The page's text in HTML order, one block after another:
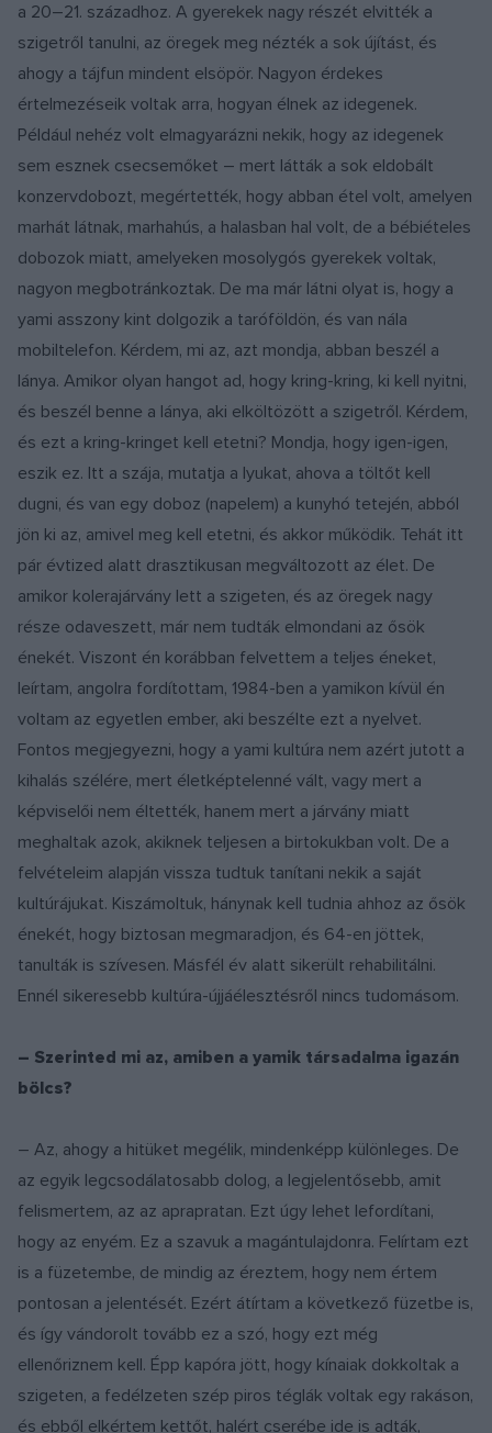
a 20–21. századhoz. A gyerekek nagy részét elvitték a
szigetről tanulni, az öregek meg nézték a sok újítást, és
ahogy a tájfun mindent elsöpör. Nagyon érdekes
értelmezéseik voltak arra, hogyan élnek az idegenek.
Például nehéz volt elmagyarázni nekik, hogy az idegenek
sem esznek csecsemőket – mert látták a sok eldobált
konzervdobozt, megértették, hogy abban étel volt, amelyen
marhát látnak, marhahús, a halasban hal volt, de a bébiételes
dobozok miatt, amelyeken mosolygós gyerekek voltak,
nagyon megbotránkoztak. De ma már látni olyat is, hogy a
yami asszony kint dolgozik a taróföldön, és van nála
mobiltelefon. Kérdem, mi az, azt mondja, abban beszél a
lánya. Amikor olyan hangot ad, hogy kring-kring, ki kell nyitni,
és beszél benne a lánya, aki elköltözött a szigetről. Kérdem,
és ezt a kring-kringet kell etetni? Mondja, hogy igen-igen,
eszik ez. Itt a szája, mutatja a lyukat, ahova a töltőt kell
dugni, és van egy doboz (napelem) a kunyhó tetején, abból
jön ki az, amivel meg kell etetni, és akkor működik. Tehát itt
pár évtized alatt drasztikusan megváltozott az élet. De
amikor kolerajárvány lett a szigeten, és az öregek nagy
része odaveszett, már nem tudták elmondani az ősök
énekét. Viszont én korábban felvettem a teljes éneket,
leírtam, angolra fordítottam, 1984-ben a yamikon kívül én
voltam az egyetlen ember, aki beszélte ezt a nyelvet.
Fontos megjegyezni, hogy a yami kultúra nem azért jutott a
kihalás szélére, mert életképtelenné vált, vagy mert a
képviselői nem éltették, hanem mert a járvány miatt
meghaltak azok, akiknek teljesen a birtokukban volt. De a
felvételeim alapján vissza tudtuk tanítani nekik a saját
kultúrájukat. Kiszámoltuk, hánynak kell tudnia ahhoz az ősök
énekét, hogy biztosan megmaradjon, és 64-en jöttek,
tanulták is szívesen. Másfél év alatt sikerült rehabilitálni.
Ennél sikeresebb kultúra-újjáélesztésről nincs tudomásom.
– Szerinted mi az, amiben a yamik társadalma igazán
bölcs?
– Az, ahogy a hitüket megélik, mindenképp különleges. De
az egyik legcsodálatosabb dolog, a legjelentősebb, amit
felismertem, az az aprapratan. Ezt úgy lehet lefordítani,
hogy az enyém. Ez a szavuk a magántulajdonra. Felírtam ezt
is a füzetembe, de mindig az éreztem, hogy nem értem
pontosan a jelentését. Ezért átírtam a következő füzetbe is,
és így vándorolt tovább ez a szó, hogy ezt még
ellenőriznem kell. Épp kapóra jött, hogy kínaiak dokkoltak a
szigeten, a fedélzeten szép piros téglák voltak egy rakáson,
és ebből elkértem kettőt, halért cserébe ide is adták,